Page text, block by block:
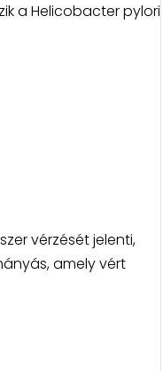
a Helicobacter pylori
vérzését jelenti,
amely vért